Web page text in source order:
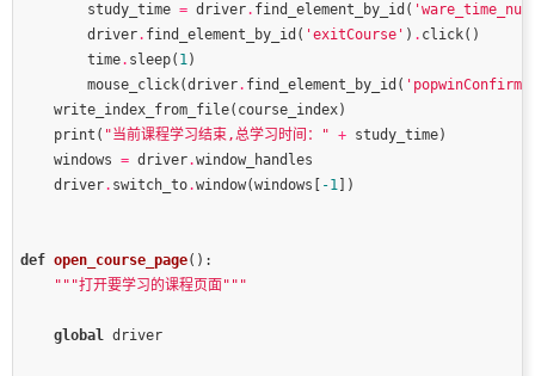
        study_time
= driver. find_element_by_id(
        driver
. find_element_by_id( 'exitCourse' ) .
        time
. sleep( 1
        mouse_click(driver
. find_element_by_id( 'popwinConfirm'
    print(
"当前课程学习结束,总学习时间：" +
    windows
= driver.
    driver
. switch_to.window(windows[ -1
def open_course_page() :
"""打开要学习的课程页面"""
global